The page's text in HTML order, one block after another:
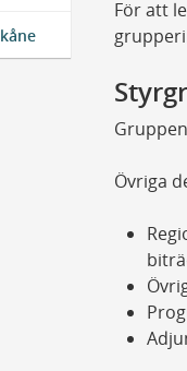
För att
Övriga